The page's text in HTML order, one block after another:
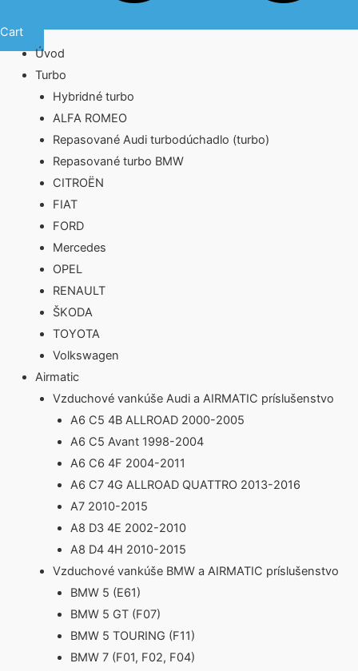
Cart
Úvod
Turbo
Hybridné turbo
ALFA ROMEO
Repasované Audi turbodúchadlo (turbo)
Repasované turbo BMW
CITROËN
FIAT
FORD
Mercedes
OPEL
RENAULT
ŠKODA
TOYOTA
Volkswagen
Airmatic
Vzduchové vankúše Audi a AIRMATIC príslušenstvo
A6 C5 4B ALLROAD 2000-2005
A6 C5 Avant 1998-2004
A6 C6 4F 2004-2011
A6 C7 4G ALLROAD QUATTRO 2013-2016
A7 2010-2015
A8 D3 4E 2002-2010
A8 D4 4H 2010-2015
Vzduchové vankúše BMW a AIRMATIC príslušenstvo
BMW 5 (E61)
BMW 5 GT (F07)
BMW 5 TOURING (F11)
BMW 7 (F01, F02, F04)